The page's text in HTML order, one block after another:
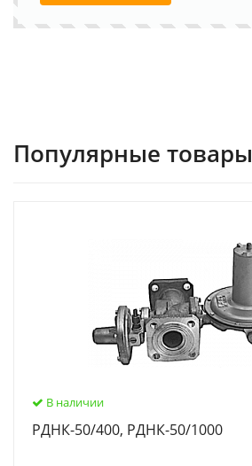
Популярные товары
В наличии
РДНК-50/400, РДНК-50/1000